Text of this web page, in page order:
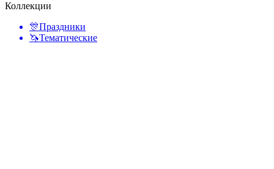
Коллекции
🎊Праздники
🦄Тематические